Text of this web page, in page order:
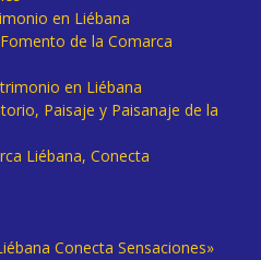
en Liébana
de la Comarca
en Liébana
Paisaje y Paisanaje de la
Liébana, Conecta
Conecta Sensaciones»